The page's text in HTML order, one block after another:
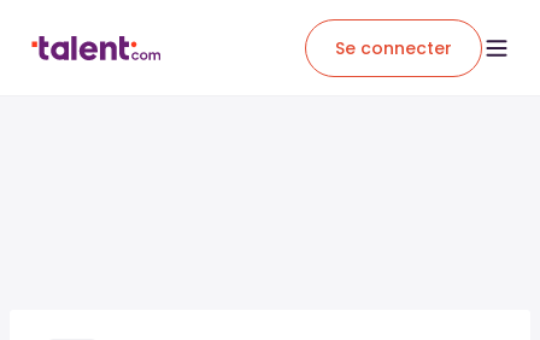
Se connecter